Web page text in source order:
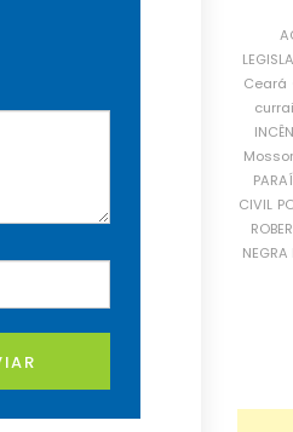
Ceará
CIVIL
NEGRA